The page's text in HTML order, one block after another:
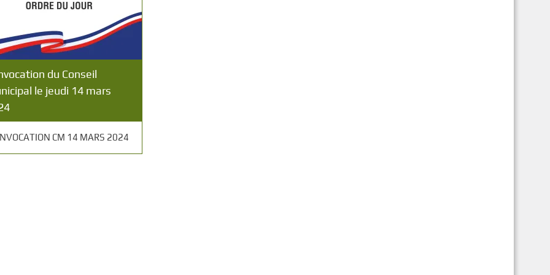
du Conseil
le jeudi 14 mars
CM 14 MARS 2024